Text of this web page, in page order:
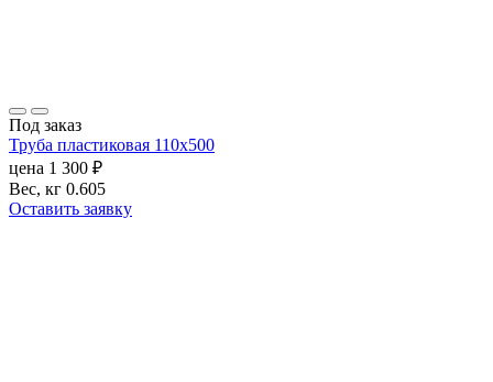
Под заказ
Труба пластиковая 110х500
цена 1 300 ₽
Вес, кг 0.605
Оставить заявку